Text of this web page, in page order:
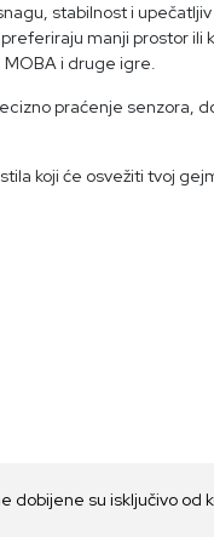
stabilnost i upečatljiv
manji prostor ili
MOBA i druge igre.
praćenje senzora,
koji će osvežiti tvoj
dobijene su isključivo od